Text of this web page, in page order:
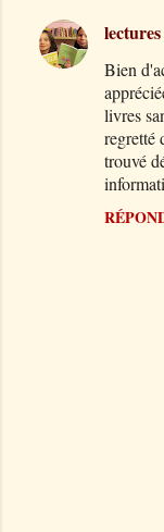
C
o
Bien
livres
regretté
trouvé